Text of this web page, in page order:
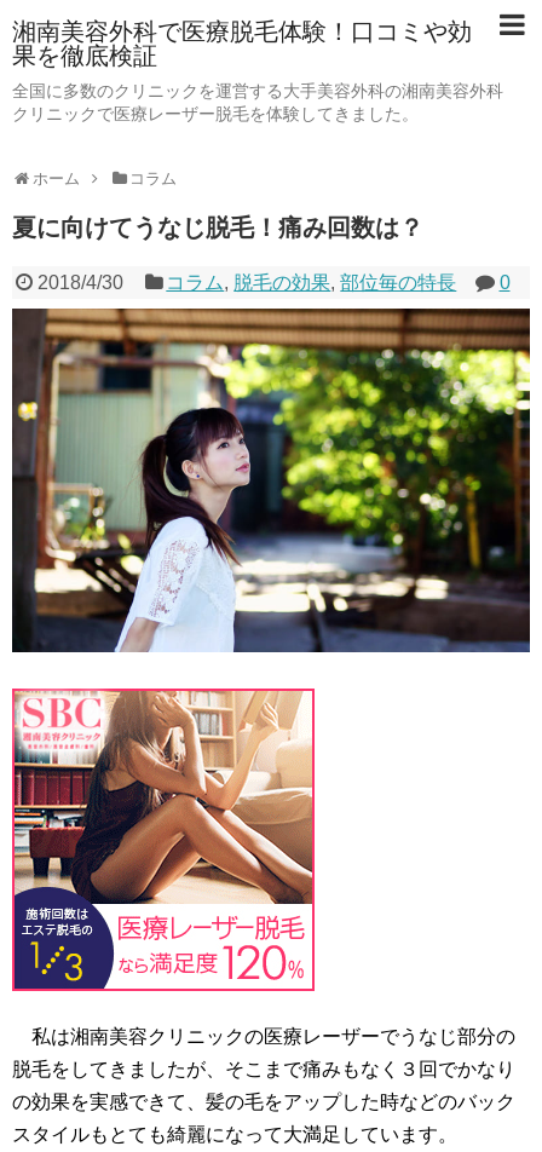
湘南美容外科で医療脱毛体験！口コミや効
果を徹底検証
全国に多数のクリニックを運営する大手美容外科の湘南美容外科
クリニックで医療レーザー脱毛を体験してきました。
ホーム コラム
夏に向けてうなじ脱毛！痛み回数は？
2018/4/30 コラム, 脱毛の効果,部位毎の特長 0
私は湘南美容クリニックの医療レーザーでうなじ部分の
脱毛をしてきましたが、そこまで痛みもなく３回でかなり
の効果を実感できて、髪の毛をアップした時などのバック
スタイルもとても綺麗になって大満足しています。